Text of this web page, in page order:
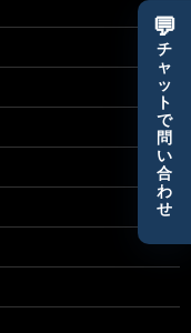
💬
チ
ャ
ッ
ト
で
問
い
合
わ
せ